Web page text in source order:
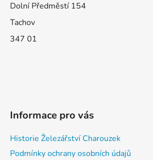
Dolní Předměstí 154
Tachov
347 01
Informace pro vás
Historie Železářství Charouzek
Podmínky ochrany osobních údajů